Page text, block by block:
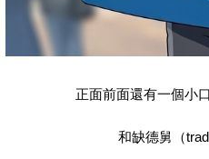
正面前面還有一個小
和缺德舅（